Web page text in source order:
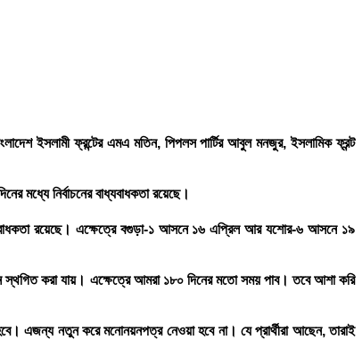
ইসলামী ফ্রন্টের এমএ মতিন, পিপলস পার্টির আবুল মনজুর, ইসলামিক ফ্রন্ট
মধ্যে নির্বাচনের বাধ্যবাধকতা রয়েছে।
রয়েছে। এক্ষেত্রে বগুড়া-১ আসনে ১৬ এপ্রিল আর যশোর-৬ আসনে ১৯
স্থগিত করা যায়। এক্ষেত্রে আমরা ১৮০ দিনের মতো সময় পাব। তবে আশা করি
এজন্য নতুন করে মনোনয়নপত্র নেওয়া হবে না। যে প্রার্থীরা আছেন, তারাই